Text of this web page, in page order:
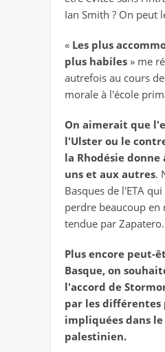
Ian Smith ? On peut
« Les plus
plus habiles » me
autrefois au cours
morale à l'école
On aimerait que
l'Ulster ou le
la Rhodésie
uns et aux autres.
Basques de l'ETA
perdre beaucoup en
tendue par Zapatero.
Plus encore peut-
Basque, on
l'accord de
par les différentes
impliquées dans
palestinien.